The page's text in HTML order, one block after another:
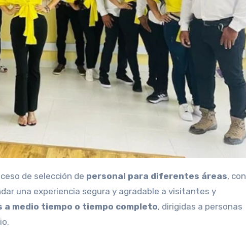
de selección de personal para diferentes áreas, con
una experiencia segura y agradable a visitantes y
medio tiempo o tiempo completo, dirigidas a personas